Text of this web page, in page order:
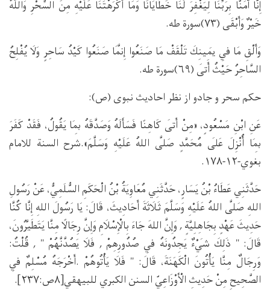
إِنَّا آمَنَّا بِرَبِّنَا لِيَغْفِرَ لَنَا خَطَايَانَا وَمَا أَكْرَهْتَنَا عَلَيْهِ مِنَ السِّحْرِ وَاللَّهُ
خَيْرٌ وَأَبْقَى (۷۳)سورة طه.
وَأَلْقِ مَا فِي يَمِينِكَ تَلْقَفْ مَا صَنَعُوا إِنَّمَا صَنَعُوا كَيْدُ سَاحِرٍ وَلَا يُفْلِحُ
السَّاحِرُ حَيْثُ أَتَى (۶۹)سورة طه.
حکم سحر و جادو از نظر احادیث نبوی (ص):
عَنِ ابْنِ مَسْعُودٍ، «مِنْ أَتَى كَاهِنًا فَسَأَلَهُ وَصَدَّقَهُ بِمَا يَقُولُ، فَقَدْ كَفَرَ
بِمَا أُنْزِلَ عَلَى مُحَمَّدٍ صَلَّى اللهُ عَلَيْهِ وَسَلَّمَ».شرح السنة للامام
بغوي-۱۲-۱۷۸.
حَدَّثَنِي عَطَاءُ بْنُ يَسَارٍ، حَدَّثَنِي مُعَاوِيَةُ بْنُ الْحَكَمِ السُّلَمِيُّ، عَنْ رَسُولِ
اللهِ صَلَّى اللهُ عَلَيْهِ وَسَلَّمَ ثَلَاثَةَ أَحَادِيثَ، قَالَ: يَا رَسُولَ اللهِ إِنَّا كُنَّا
حَدِيثَ عَهْدٍ بِجَاهِلِيَّةٍ , وَإِنَّ اللهَ جَاءَ بِالْإِسْلَامِ وَإِنَّ رِجَالًا مِنَّا يَتَطَيَّرُونَ،
قَالَ: " ذَلِكَ شَيْءٌ يَجِدُونَهُ فِي صُدُورِهِمْ , فَلَا يَصُدَّنَّهُمْ " , قُلْتُ:
وَرِجَالٌ مِنَّا يَأْتُونَ الْكَهَنَةَ، قَالَ: " فَلَا يَأْتُوهُمْ .أَخْرَجَهُ مُسْلِمٌ فِي
الصَّحِيحِ مِنْ حَدِيثِ الْأَوْزَاعِيّ السنن الكبري للبيهقي[۸ص:۲۳۷].